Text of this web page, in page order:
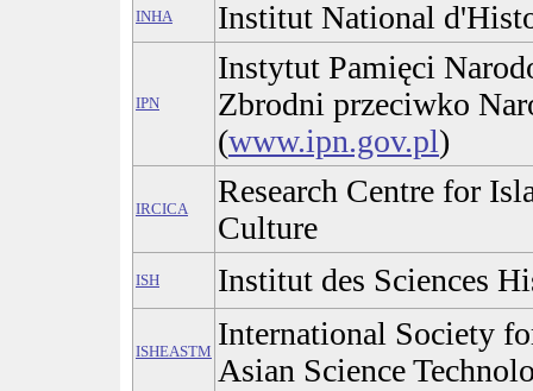
INHA Institut National
IPN
Instytut Pamięci
Zbrodni przeciwko
(www.ipn.gov.pl)
IRCICA
Research Centre for
Culture
ISH Institut des Sciences
ISHEASTM International Society
Asian Science